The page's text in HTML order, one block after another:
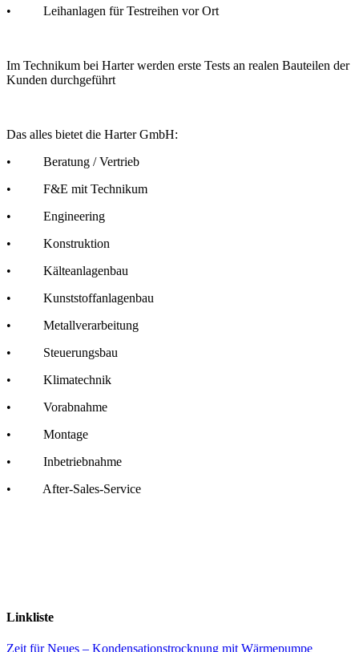
• Leihanlagen für Testreihen vor Ort
Im Technikum bei Harter werden erste Tests an realen Bauteilen der
Kunden durchgeführt
Das alles bietet die Harter GmbH:
• Beratung / Vertrieb
• F&E mit Technikum
• Engineering
• Konstruktion
• Kälteanlagenbau
• Kunststoffanlagenbau
• Metallverarbeitung
• Steuerungsbau
• Klimatechnik
• Vorabnahme
• Montage
• Inbetriebnahme
• After-Sales-Service
Linkliste
Zeit für Neues – Kondensationstrocknung mit Wärmepumpe